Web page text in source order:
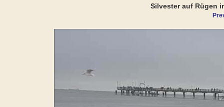
Silvester auf Rügen